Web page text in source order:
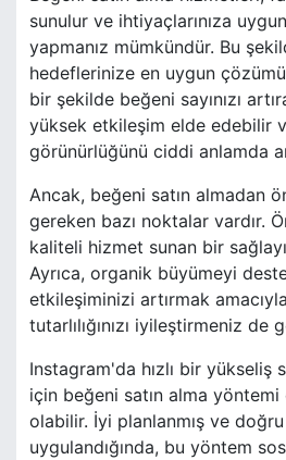
sunulur ve ihtiyaçlarınıza
yapmanız mümkündür. Bu
hedeflerinize en uygun
bir şekilde beğeni sayınızı
yüksek etkileşim elde edebilir
görünürlüğünü ciddi anlamda
Ancak, beğeni satın almadan
gereken bazı noktalar vardır.
kaliteli hizmet sunan bir
Ayrıca, organik büyümeyi
etkileşiminizi artırmak
tutarlılığınızı iyileştirmeniz de
Instagram'da hızlı bir yükseliş
için beğeni satın alma
olabilir. İyi planlanmış ve
uygulandığında, bu yöntem